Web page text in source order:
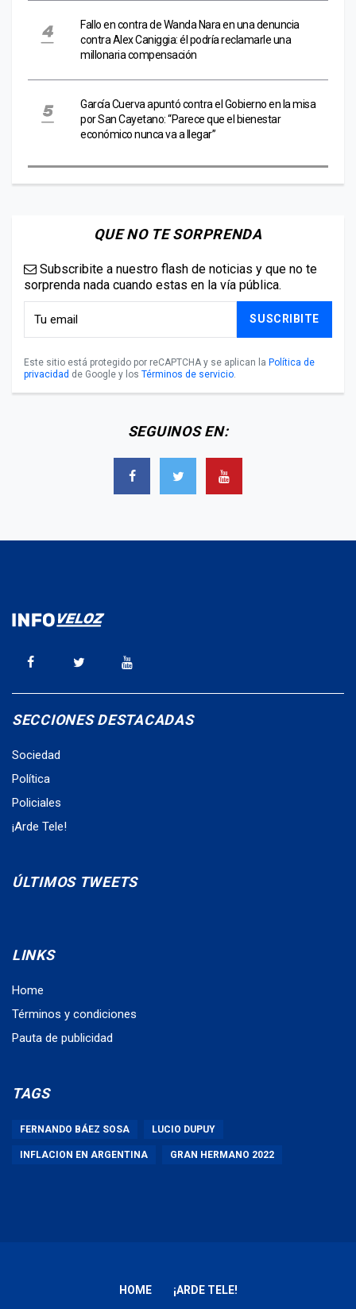
Fallo en contra de Wanda Nara en una denuncia
contra Alex Caniggia: él podría reclamarle una
millonaria compensación
García Cuerva apuntó contra el Gobierno en la misa
por San Cayetano: “Parece que el bienestar
económico nunca va a llegar”
QUE NO TE SORPRENDA
Subscribite a nuestro flash de noticias y que no te
sorprenda nada cuando estas en la vía pública.
SUSCRIBITE
Este sitio está protegido por reCAPTCHA y se aplican la Política de
privacidad de Google y los Términos de servicio.
SEGUINOS EN:
SECCIONES DESTACADAS
Sociedad
Política
Policiales
¡Arde Tele!
ÚLTIMOS TWEETS
LINKS
Home
Términos y condiciones
Pauta de publicidad
TAGS
FERNANDO BÁEZ SOSA LUCIO DUPUY
INFLACION EN ARGENTINA GRAN HERMANO 2022
HOME ¡ARDE TELE!